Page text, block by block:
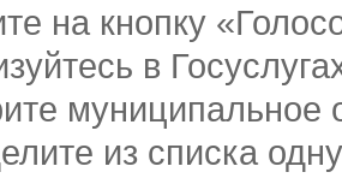
на кнопку
в
муниципальное
из списка